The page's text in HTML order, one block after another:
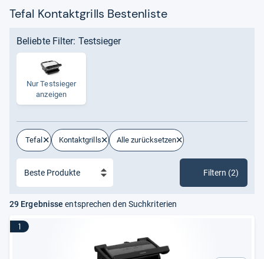
Tefal Kontaktgrills Bestenliste
Beliebte Filter: Testsieger
Nur Test­sie­ger
anzei­gen
Tefal Kontaktgrills Alle zurücksetzen
Filtern (2)
29 Ergebnisse entsprechen den Suchkriterien
1